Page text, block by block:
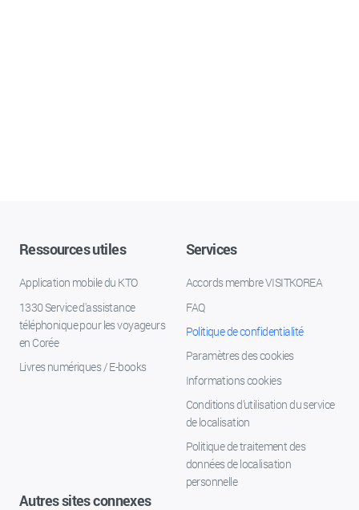
Ressources utiles
Application mobile du KTO
1330 Service d'assistance
téléphonique pour les voyageurs
en Corée
Livres numériques / E-books
Services
Accords membre VISITKOREA
FAQ
Politique de confidentialité
Paramètres des cookies
Informations cookies
Conditions d’utilisation du service
de localisation
Politique de traitement des
données de localisation
personnelle
Autres sites connexes